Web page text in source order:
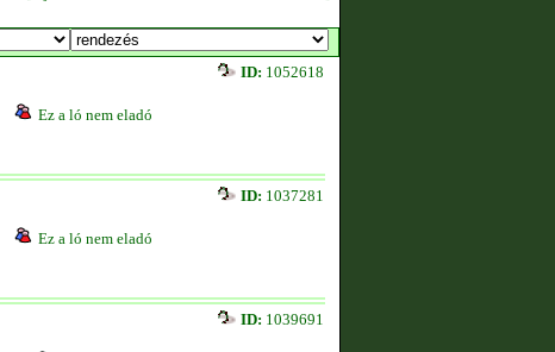
ID: 1052618
Ez a ló nem eladó
ID: 1037281
Ez a ló nem eladó
ID: 1039691